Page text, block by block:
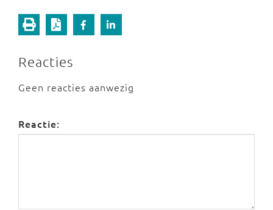
Reacties
Geen reacties aanwezig
Reactie: